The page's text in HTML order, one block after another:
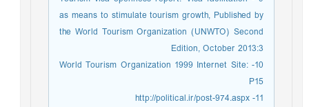
as means to stimulate tourism growth, Published by
the World Tourism Organization (UNWTO) Second
Edition, October 2013:3
10- World Tourism Organization 1999 Internet Site:
P15
11- http://political.ir/post-974.aspx